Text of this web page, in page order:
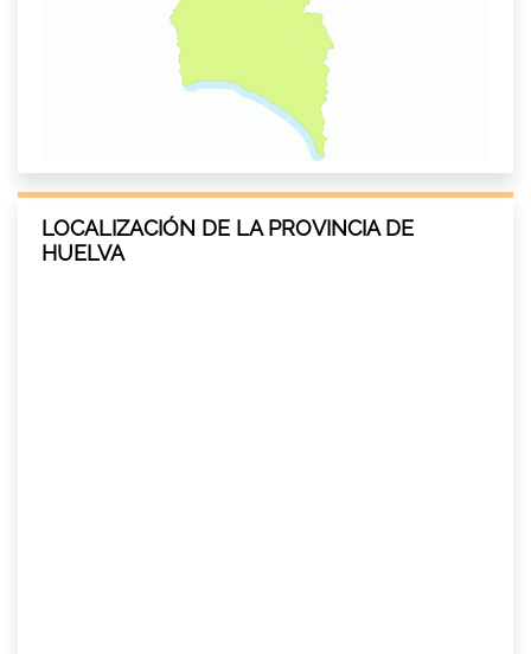
LOCALIZACIÓN DE LA PROVINCIA DE
HUELVA